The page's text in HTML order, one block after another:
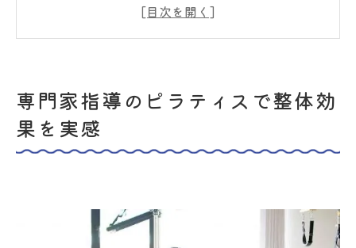
整体を活かしたピラティスの効果的な始め
方
体幹安定が導く肩こり腰痛対策の新提案
ピラティスと整体の融合で体幹強化を実現
肩こり腰痛改善に整体が有効な理由を解説
専門家指導のピラティスで整体効
果を実感